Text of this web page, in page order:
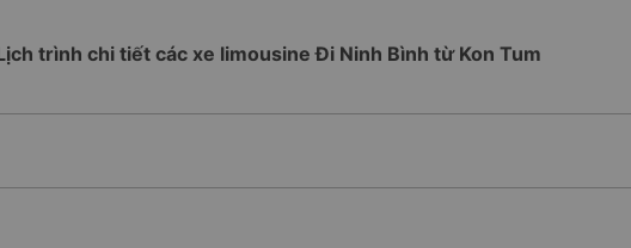
trình chi tiết các xe limousine Đi Ninh Bình từ Kon Tum